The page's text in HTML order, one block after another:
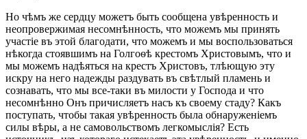
Но чѣмъ же сердцу можетъ быть сообщена увѣренность и
неопровержимая несомнѣнность, что можемъ мы принять
участіе въ этой благодати, что можемъ и мы воспользоваться
нѣкогда стоявшимъ на Голгоѳѣ крестомъ Христовымъ, что и
мы можемъ надѣяться на крестъ Христовъ, тлѣющую эту
искру на него надежды раздувать въ свѣтлый пламень и
сознавать, что мы все-таки въ милости у Господа и что
несомнѣнно Онъ причисляетъ насъ къ своему стаду? Какъ
поступать, чтобы такая увѣренность была обнаруженіемъ
силы вѣры, а не самовольствомъ легкомыслія? Есть